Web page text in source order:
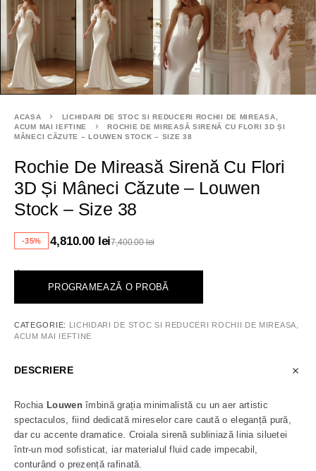
ACASA
LICHIDARI DE STOC SI REDUCERI ROCHII DE MIREASA,
ACUM MAI IEFTINE
ROCHIE DE MIREASĂ SIRENĂ CU FLORI 3D ȘI
MÂNECI CĂZUTE – LOUWEN STOCK – SIZE 38
Rochie De Mireasă Sirenă Cu Flori
3D Și Mâneci Căzute – Louwen
Stock – Size 38
-35% 7,400.00lei
4,810.00 lei
<
PROGRAMEAZĂ O PROBĂ
CATEGORIE: LICHIDARI DE STOC SI REDUCERI ROCHII DE MIREASA,
ACUM MAI IEFTINE
DESCRIERE
Rochia Louwenîmbină grația minimalistă cu un aer artistic
spectaculos, fiind dedicată mireselor care caută o eleganță pură,
dar cu accente dramatice. Croiala sirenă subliniază linia siluetei
într-un mod sofisticat, iar materialul fluid cade impecabil,
conturând o prezență rafinată.